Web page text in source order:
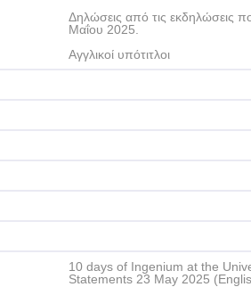
Δηλώσεις από τις εκδηλώσεις
Μαΐου 2025.
Αγγλικοί υπότιτλοι
10 days of Ingenium at the
Statements 23 May 2025